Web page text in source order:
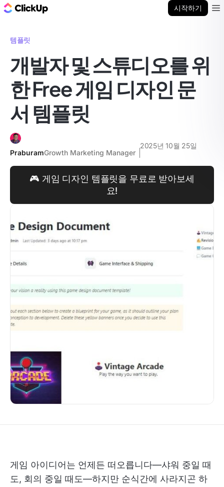
시작하기
템플릿
개발자 및 스튜디오를 위
한 Free 게임 디자인 문
서 템플릿
PraburamGrowth Marketing Manager
2025년 10월 25일
🎮 게임 디자인 템플릿을 무료로 받아보세
요!
게임 아이디어는 언제든 떠오릅니다—샤워 중일 때
도, 회의 중일 때도—하지만 순식간에 사라지곤 하